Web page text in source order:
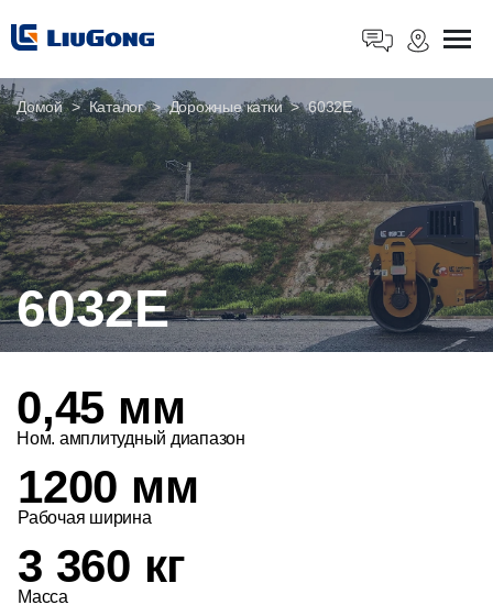
6032E
0,45 мм
Ном. амплитудный диапазон
1200 мм
Рабочая ширина
3 360 кг
Масса
Домой Каталог Дорожные катки 6032E